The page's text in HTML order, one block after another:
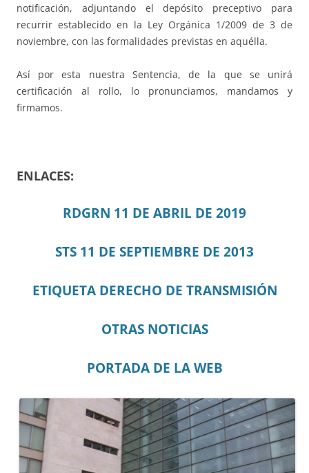
notificación, adjuntando el depósito preceptivo para
recurrir establecido en la Ley Orgánica 1/2009 de 3 de
noviembre, con las formalidades previstas en aquélla.
Así por esta nuestra Sentencia, de la que se unirá
certificación al rollo, lo pronunciamos, mandamos y
firmamos.
ENLACES:
RDGRN 11 DE ABRIL DE 2019
STS 11 DE SEPTIEMBRE DE 2013
ETIQUETA DERECHO DE TRANSMISIÓN
OTRAS NOTICIAS
PORTADA DE LA WEB